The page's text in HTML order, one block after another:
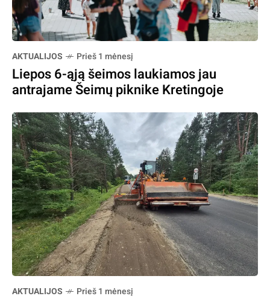
AKTUALIJOS Prieš 1 mėnesį
Liepos 6-ąją šeimos laukiamos jau
antrajame Šeimų piknike Kretingoje
AKTUALIJOS Prieš 1 mėnesį